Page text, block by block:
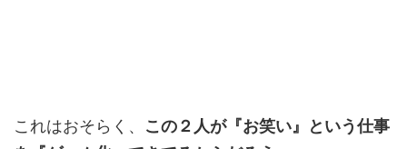
これはおそらく、 この２人が『お笑い』という仕事